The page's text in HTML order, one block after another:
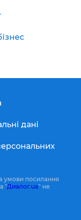
дані
умови посилання
"Диалог.ua" не